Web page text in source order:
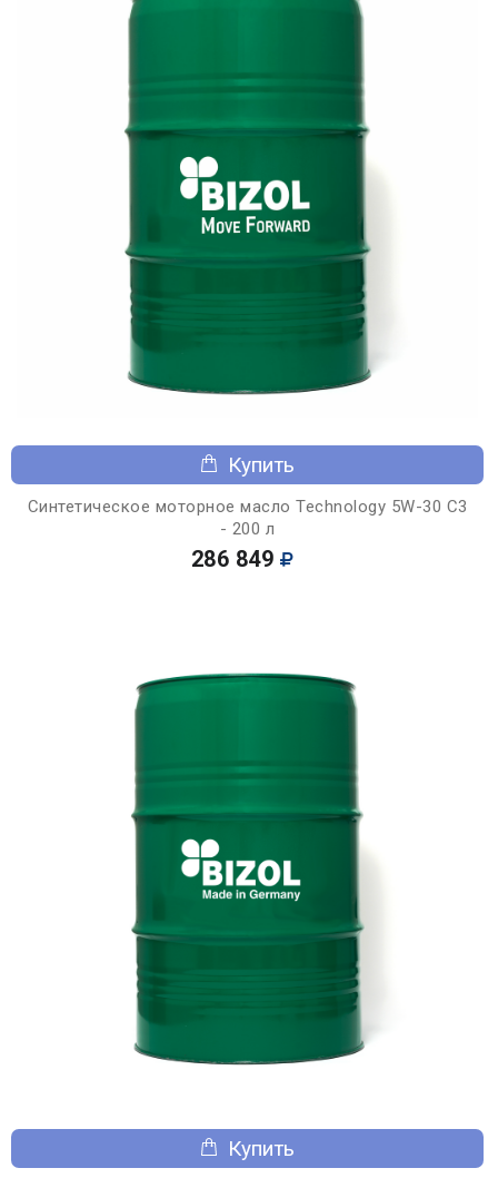
Купить
Синтетическое моторное масло Technology 5W-30 C3
- 200 л
286 849
Купить